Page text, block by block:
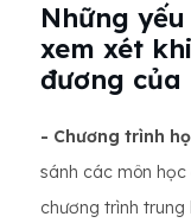
Những
xem xét
đương của
- Chương trình
sánh các môn học
chương trình